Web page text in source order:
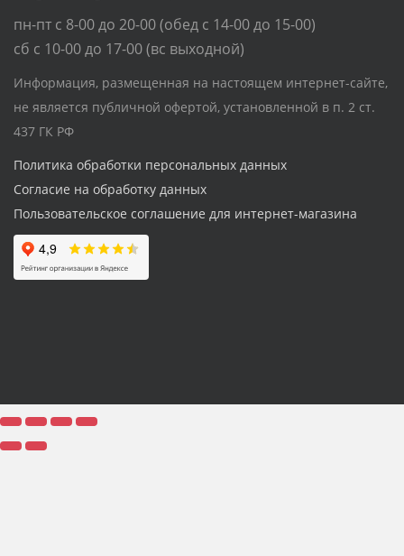
пн-пт с 8-00 до 20-00 (обед с 14-00 до 15-00)
сб с 10-00 до 17-00 (вс выходной)
Информация, размещенная на настоящем интернет-сайте,
не является публичной офертой, установленной в п. 2 ст.
437 ГК РФ
Политика обработки персональных данных
Согласие на обработку данных
Пользовательское соглашение для интернет-магазина